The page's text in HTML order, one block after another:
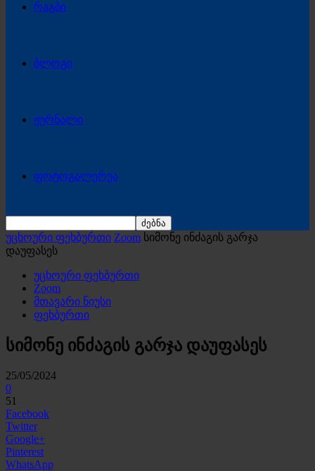
რაგბი
ბლოგი
ჟურნალი
ფოტოგალერეა
უცხოური ფეხბურთი Zoom სიმონე ინძაგის გარჯა
დაუფასეს
უცხოური ფეხბურთი
Zoom
მთავარი ნიუსი
ფეხბურთი
სიმონე ინძაგის გარჯა დაუფასეს
25/05/2024
0
51
Facebook
Twitter
Google+
Pinterest
WhatsApp